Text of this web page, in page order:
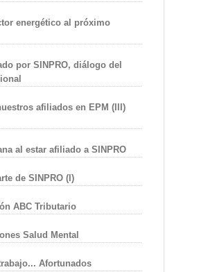
energético al próximo
por SINPRO, diálogo del
afiliados en EPM (III)
al estar afiliado a SINPRO
de SINPRO (I)
ABC Tributario
Salud Mental
Afortunados